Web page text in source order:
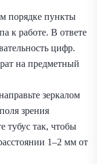
порядке пункты
к работе. В ответе
цифр.
на предметный
зеркалом
зрения
тубус так, чтобы
1–2 мм от